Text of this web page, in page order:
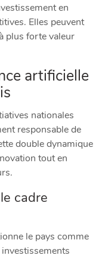
en
Elles peuvent
plus forte valeur
artificielle
nationales
responsable de
double dynamique
tout en
cadre
le pays comme